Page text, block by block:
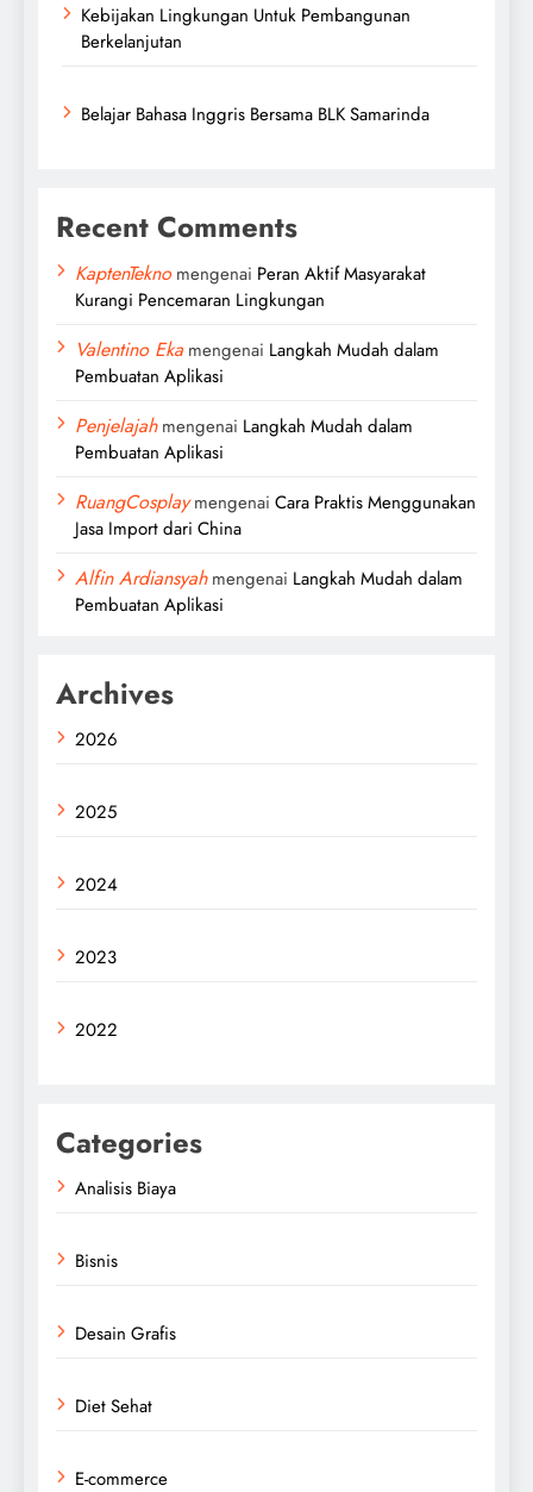
Kebijakan Lingkungan Untuk Pembangunan
Berkelanjutan
Belajar Bahasa Inggris Bersama BLK Samarinda
Recent Comments
KaptenTeknomengenai Peran Aktif Masyarakat
Kurangi Pencemaran Lingkungan
Valentino Eka mengenai Langkah Mudah dalam
Pembuatan Aplikasi
Penjelajahmengenai Langkah Mudah dalam
Pembuatan Aplikasi
RuangCosplaymengenai Cara Praktis Menggunakan
Jasa Import dari China
Alfin Ardiansyahmengenai Langkah Mudah dalam
Pembuatan Aplikasi
Archives
2026
2025
2024
2023
2022
Categories
Analisis Biaya
Bisnis
Desain Grafis
Diet Sehat
E-commerce